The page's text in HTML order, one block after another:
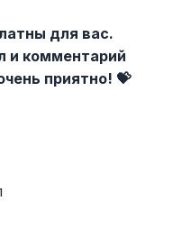
для вас.
и комментарий
приятно! 💝